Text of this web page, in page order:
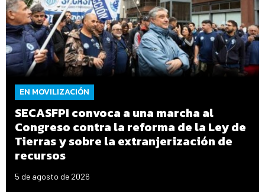
EN MOVILIZACIÓN
SECASFPI convoca a una marcha al
Congreso contra la reforma de la Ley de
Tierras y sobre la extranjerización de
recursos
5 de agosto de 2026